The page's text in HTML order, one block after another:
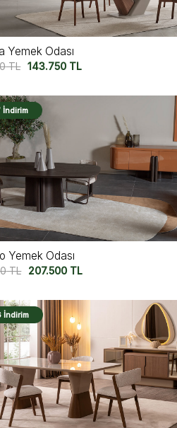
Yemek Odası
TL 143.750 TL
İndirim
Yemek Odası
TL 207.500 TL
İndirim